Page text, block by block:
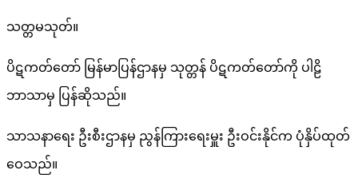
သတ္တမသုတ်။
ပိဋကတ်တော် မြန်မာပြန်ဌာနမှ သုတ္တန် ပိဋကတ်တော်ကို ပါဠိ
ဘာသာမှ ပြန်ဆိုသည်။
သာသနာရေး ဦးစီးဌာနမှ ညွန်ကြားရေးမှူး ဦးဝင်းနိုင်က ပုံနှိပ်ထုတ်
ဝေသည်။